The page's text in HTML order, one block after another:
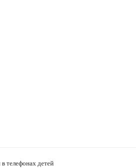
телефонах детей